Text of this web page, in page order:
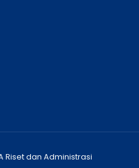
Riset dan Administrasi